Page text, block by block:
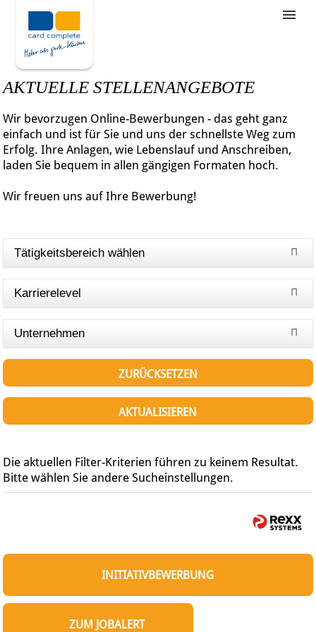
Stellenangebote
Unternehmensziele
Wie bewerbe ich mich
AKTUELLE STELLENANGEBOTE
Wir bevorzugen Online-Bewerbungen - das geht ganz
einfach und ist für Sie und uns der schnellste Weg zum
Erfolg. Ihre Anlagen, wie Lebenslauf und Anschreiben,
laden Sie bequem in allen gängigen Formaten hoch.
Wir freuen uns auf Ihre Bewerbung!
Tätigkeitsbereich wählen
Karrierelevel
Unternehmen
ZURÜCKSETZEN
AKTUALISIEREN
Die aktuellen Filter-Kriterien führen zu keinem Resultat.
Bitte wählen Sie andere Sucheinstellungen.
INITIATIVBEWERBUNG
ZUM JOBALERT